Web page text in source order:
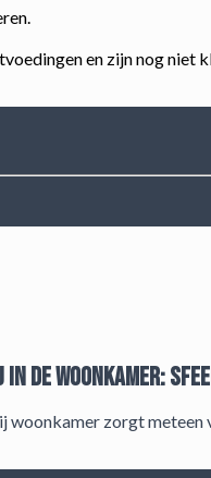
en zijn nog niet
in de woonkamer:
zorgt meteen